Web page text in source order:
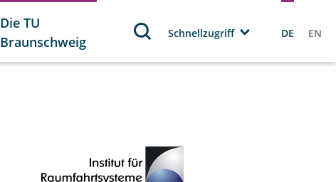
Die TU
Braunschweig
Schnellzugriff DE EN